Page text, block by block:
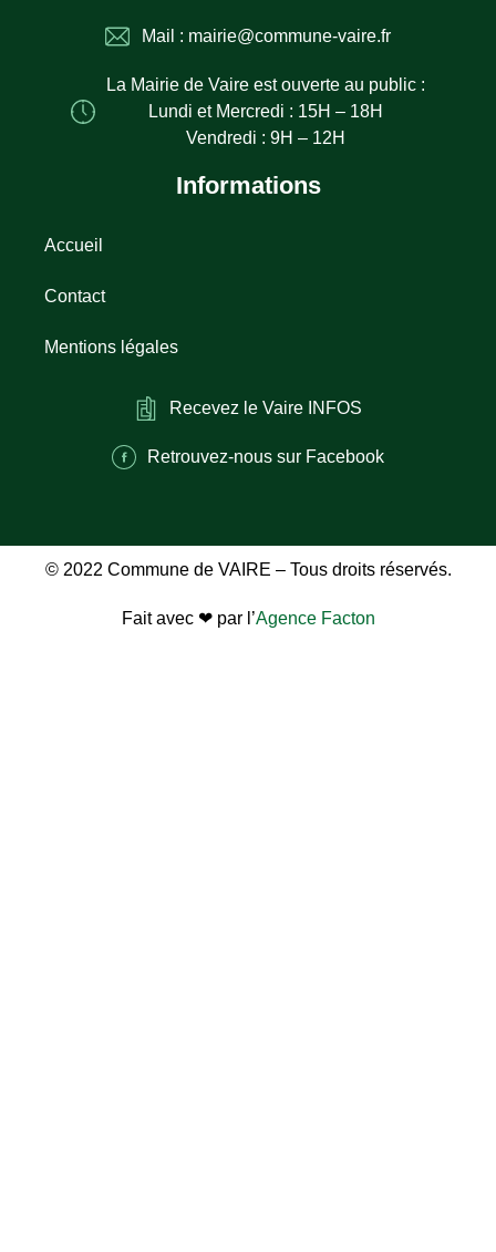
Mail : mairie@commune-vaire.fr
La Mairie de Vaire est ouverte au public :
Lundi et Mercredi : 15H – 18H
Vendredi : 9H – 12H
Informations
Accueil
Contact
Mentions légales
Recevez le Vaire INFOS
Retrouvez-nous sur Facebook
© 2022 Commune de VAIRE – Tous droits réservés.
Fait avec ❤ par l’Agence Facton